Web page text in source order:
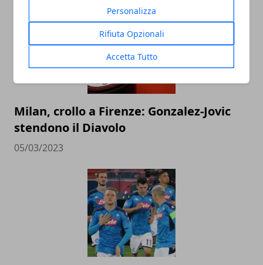
Personalizza
Rifiuta Opzionali
Accetta Tutto
Milan, crollo a Firenze: Gonzalez-Jovic
stendono il Diavolo
05/03/2023